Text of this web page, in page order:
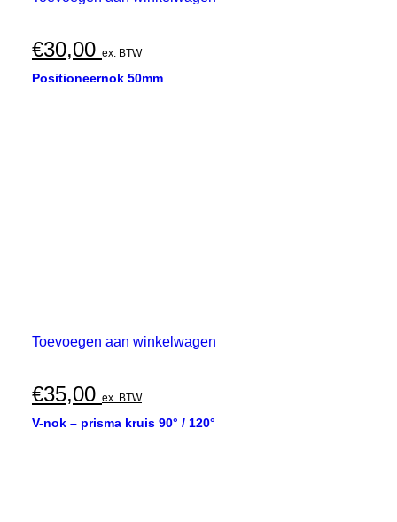
€30,00 ex. BTW
Positioneernok 50mm
Toevoegen aan winkelwagen
€35,00 ex. BTW
V-nok – prisma kruis 90° / 120°